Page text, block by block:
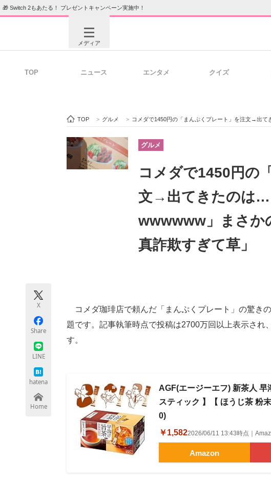
🎁 Switch 2もあたる！ プレゼントキャンペーン実施中！
メディア
ビジネスと働き方のヒント
ITエンジニア向け専門サイト
モノづくり技術者専門サイト エレクトロニクス専門サイト
TOP ニュース エンタメ クイズ
TOP > グルメ > コメダで1450円の「まんぷくプレート」を注文→出てきたのは……
グルメ
コメダで1450円の
文→出てきたのは
wwwwww」まさか
真詐欺すぎて草」
X
Share
LINE
hatena
Home
コメダ珈琲店で頼んだ「まんぷくプレート」の驚き
題です。記事執筆時点で投稿は2700万回以上表示され
す。
AGF(エージーエフ) 新茶人
スティック 】【 ほうじ茶 粉
0)
￥1,5822026/06/11 13:43時点｜
Amazon